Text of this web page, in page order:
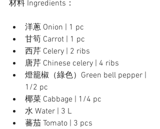
材料 Ingredients：
洋蔥 Onion | 1 pc
甘筍 Carrot | 1 pc
西芹 Celery | 2 ribs
唐芹 Chinese celery | 4 ribs
燈籠椒（綠色）Green bell pepper |
1/2 pc
椰菜 Cabbage | 1/4 pc
水 Water | 3 L
蕃茄 Tomato | 3 pcs